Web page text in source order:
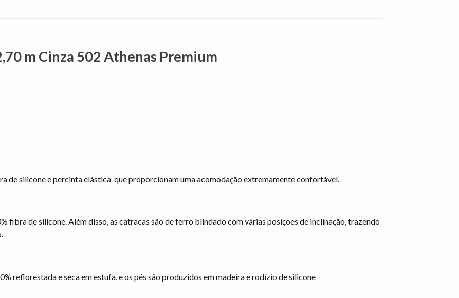
m Cinza 502 Athenas Premium
de silicone e percinta elástica que proporcionam uma acomodação extremamente confortável.
fibra de silicone. Além disso, as catracas são de ferro blindado com várias posições de inclinação, trazendo
reflorestada e seca em estufa, e os pés são produzidos em madeira e rodízio de silicone